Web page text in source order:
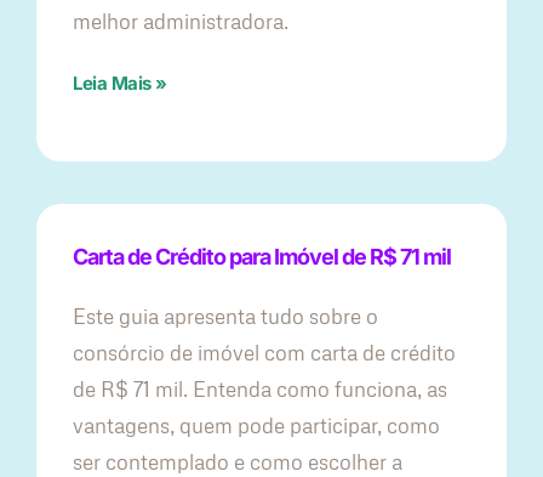
melhor administradora.
Leia Mais »
Carta de Crédito para Imóvel de R$ 71 mil
Este guia apresenta tudo sobre o
consórcio de imóvel com carta de crédito
de R$ 71 mil. Entenda como funciona, as
vantagens, quem pode participar, como
ser contemplado e como escolher a